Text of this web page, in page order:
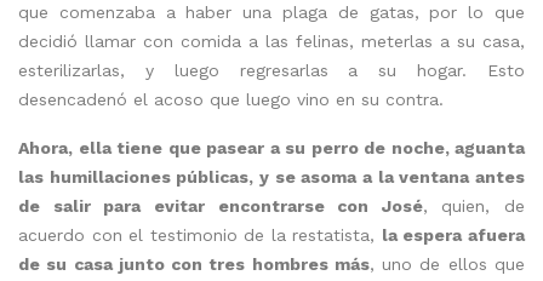
que comenzaba a haber una plaga de gatas, por lo que
decidió llamar con comida a las felinas, meterlas a su casa,
esterilizarlas, y luego regresarlas a su hogar. Esto
desencadenó el acoso que luego vino en su contra.
Ahora, ella tiene que pasear a su perro de noche, aguanta
las humillaciones públicas, y se asoma a la ventana antes
de salir para evitar encontrarse con José, quien, de
acuerdo con el testimonio de la restatista, la espera afuera
de su casa junto con tres hombres más, uno de ellos que